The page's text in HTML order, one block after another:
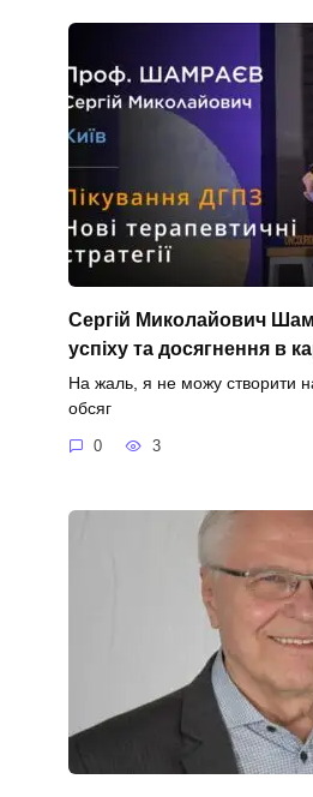
Сергій Миколайович
успіху та досягнення в
На жаль, я не можу створити
обсяг
0 3